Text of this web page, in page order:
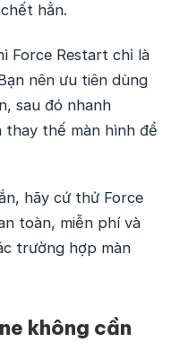
hẳn.
Force Restart chỉ là
nên ưu tiên dùng
sau đó nhanh
thay thế màn hình để
hãy cứ thử Force
toàn, miễn phí và
trường hợp màn
không cần